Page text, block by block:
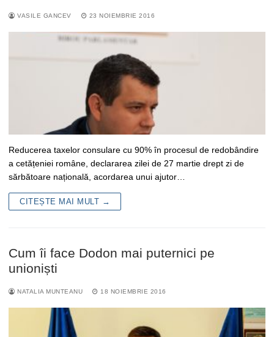
VASILE GANCEV 23 NOIEMBRIE 2016
Reducerea taxelor consulare cu 90% în procesul de redobândire
a cetățeniei române, declararea zilei de 27 martie drept zi de
sărbătoare națională, acordarea unui ajutor…
CITEȘTE MAI MULT →
Cum îi face Dodon mai puternici pe
unioniști
NATALIA MUNTEANU 18 NOIEMBRIE 2016